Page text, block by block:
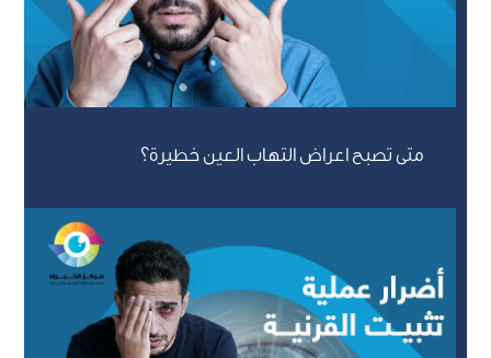
متى تصبح اعراض التهاب العين خطيرة؟